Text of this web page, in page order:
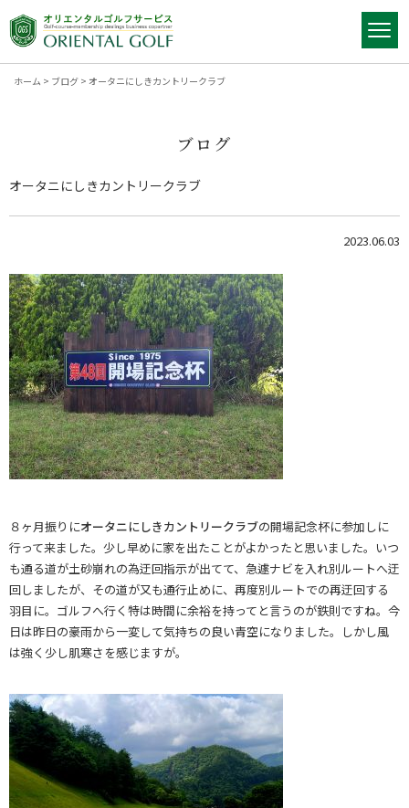
ホーム > ブログ > オータニにしきカントリークラブ
ブログ
オータニにしきカントリークラブ
2023.06.03
８ヶ月振りにオータニにしきカントリークラブの開場記念杯に参加しに
行って来ました。少し早めに家を出たことがよかったと思いました。いつ
も通る道が土砂崩れの為迂回指示が出てて、急遽ナビを入れ別ルートへ迂
回しましたが、その道が又も通行止めに、再度別ルートでの再迂回する
羽目に。ゴルフへ行く特は時間に余裕を持ってと言うのが鉄則ですね。今
日は昨日の豪雨から一変して気持ちの良い青空になりました。しかし風
は強く少し肌寒さを感じますが。